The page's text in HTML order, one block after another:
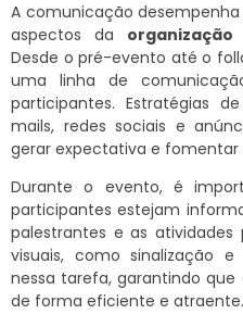
A comunicação
aspectos da
Desde o pré-evento até o
uma linha de
participantes. Estratégias
mails, redes sociais e
gerar expectativa e fomentar
Durante o evento, é
participantes estejam
palestrantes e as atividades
visuais, como sinalização
nessa tarefa, garantindo
de forma eficiente e atraente.